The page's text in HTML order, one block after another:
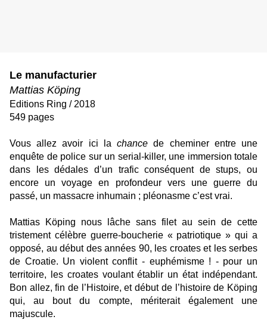
Le manufacturier
Mattias Köping
Editions Ring / 2018
549 pages
Vous allez avoir ici lachance de cheminer entre une
enquête de police sur un serial-killer, une immersion totale
dans les dédales d’un trafic conséquent de stups, ou
encore un voyage en profondeur vers une guerre du
passé, un massacre inhumain ; pléonasme c’est vrai.
Mattias Köping nous lâche sans filet au sein de cette
tristement célèbre guerre-boucherie « patriotique » qui a
opposé, au début des années 90, les croates et les serbes
de Croatie. Un violent conflit - euphémisme ! - pour un
territoire, les croates voulant établir un état indépendant.
Bon allez, fin de l’Histoire, et début de l’histoire de Köping
qui, au bout du compte, mériterait également une
majuscule.